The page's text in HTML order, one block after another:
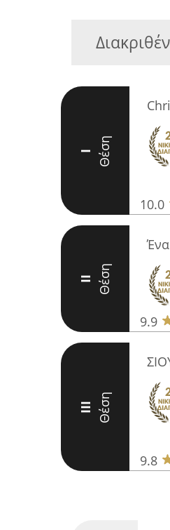
I Θέση
10.0
II Θέση
9.9
III Θέση
9.8